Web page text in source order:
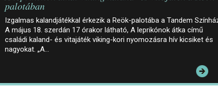
palotában
Izgalmas kalandjátékkal érkezik a Reök-palotába a Tandem
A május 18. szerdán 17 órakor látható, A leprikónok átka című
családi kaland- és vitajáték viking-kori nyomozásra hív kicsiket és
nagyokat. „A…